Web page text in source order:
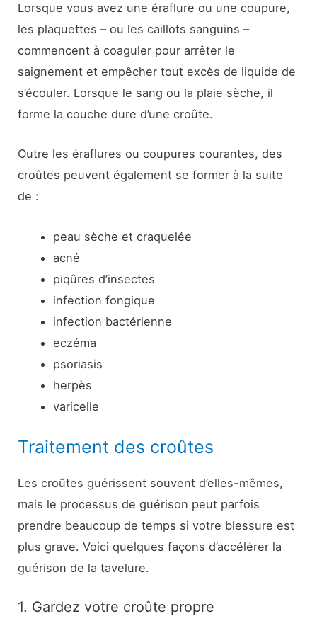
Lorsque vous avez une éraflure ou une coupure,
les plaquettes – ou les caillots sanguins –
commencent à coaguler pour arrêter le
saignement et empêcher tout excès de liquide de
s’écouler. Lorsque le sang ou la plaie sèche, il
forme la couche dure d’une croûte.
Outre les éraflures ou coupures courantes, des
croûtes peuvent également se former à la suite
de :
peau sèche et craquelée
acné
piqûres d’insectes
infection fongique
infection bactérienne
eczéma
psoriasis
herpès
varicelle
Traitement des croûtes
Les croûtes guérissent souvent d’elles-mêmes,
mais le processus de guérison peut parfois
prendre beaucoup de temps si votre blessure est
plus grave. Voici quelques façons d’accélérer la
guérison de la tavelure.
1. Gardez votre croûte propre